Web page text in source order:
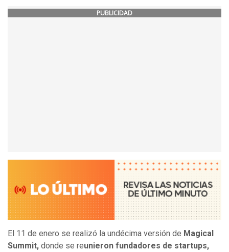
PUBLICIDAD
El 11 de enero se realizó la undécima versión de Magical
Summit, donde se reunieron fundadores de startups,